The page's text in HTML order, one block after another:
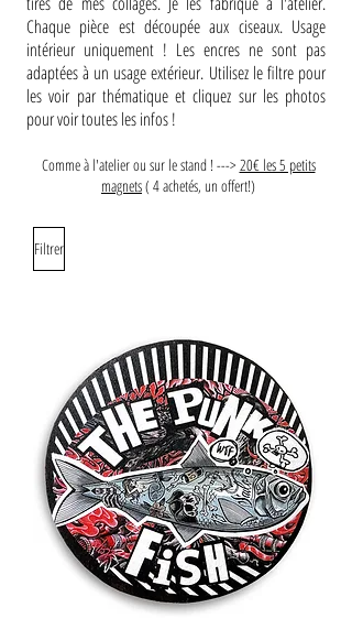
Chaque pièce est découpée aux ciseaux. Usage
intérieur uniquement ! Les encres ne sont pas
adaptées à un usage extérieur. Utilisez le filtre pour
les voir par thématique et cliquez sur les photos
pour voir toutes les infos !
Comme à l'atelier ou sur le stand ! ---> 20€ les 5 petits
magnets( 4 achetés, un offert!)
Filtrer